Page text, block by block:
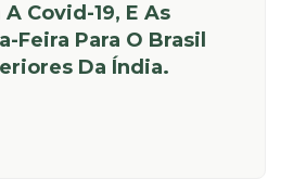
Covid-19, E As
Feira Para O Brasil
Da Índia.